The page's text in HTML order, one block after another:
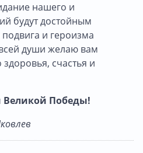
нашего и
будут достойным
и героизма
души желаю вам
счастья и
Великой Победы!